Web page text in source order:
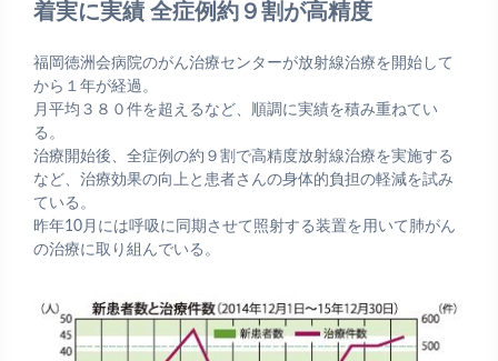
着実に実績 全症例約９割が高精度
福岡徳洲会病院のがん治療センターが放射線治療を開始して
から１年が経過。
月平均３８０件を超えるなど、順調に実績を積み重ねてい
る。
治療開始後、全症例の約９割で高精度放射線治療を実施する
など、治療効果の向上と患者さんの身体的負担の軽減を試み
ている。
昨年10月には呼吸に同期させて照射する装置を用いて肺がん
の治療に取り組んでいる。